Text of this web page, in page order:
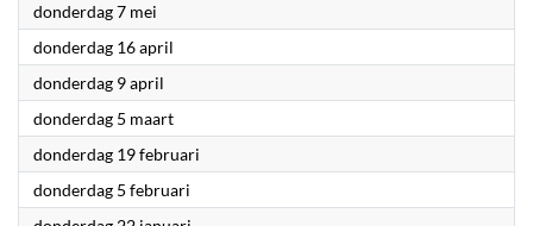
donderdag 7 mei
donderdag 16 april
donderdag 9 april
donderdag 5 maart2026
donderdag 19 februari
donderdag 5 februari